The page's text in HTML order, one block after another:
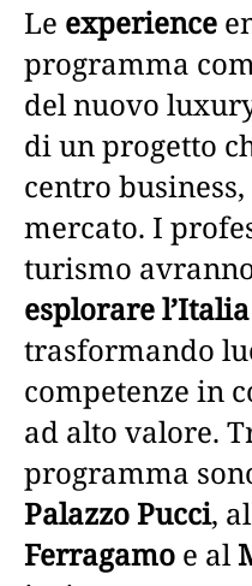
Le experience
programma
del nuovo
di un progetto
centro
mercato. I
turismo
esplorare
trasformando
competenze in
ad alto valore.
programma
Palazzo Pucci, al
Ferragamo e al